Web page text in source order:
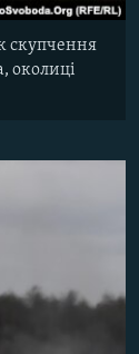
скупчення
околиці